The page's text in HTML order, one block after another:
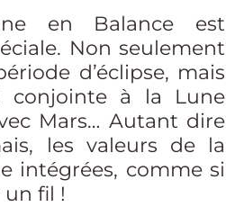
en Balance est
Non seulement
d’éclipse, mais
conjointe à la Lune
Mars… Autant dire
les valeurs de la
intégrées, comme si
fil !